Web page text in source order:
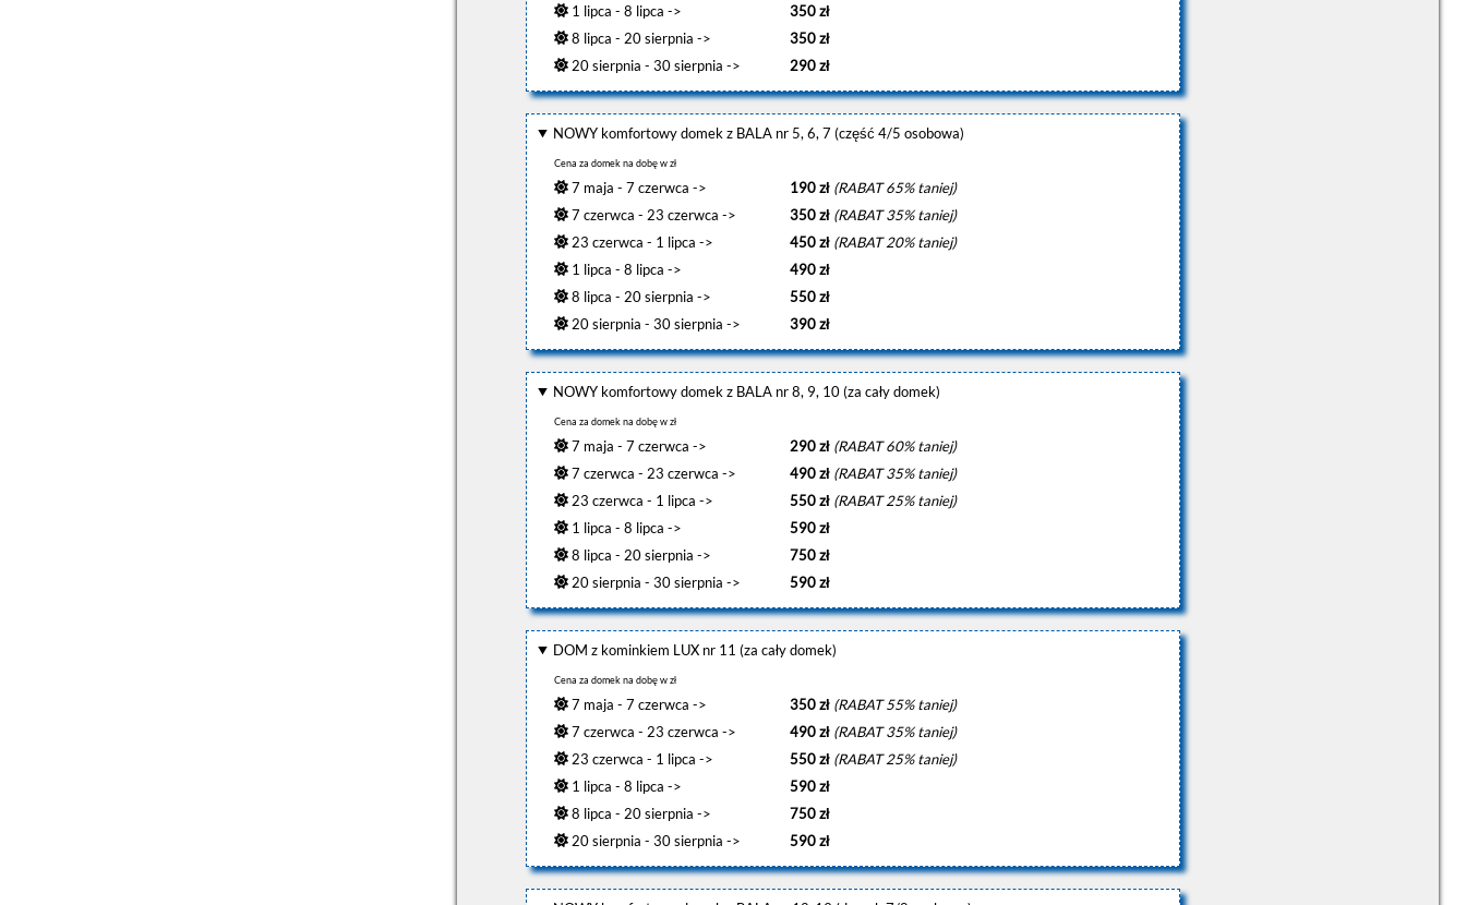
1 lipca - 8 lipca ->
350 zł
8 lipca - 20 sierpnia ->
350 zł
20 sierpnia - 30 sierpnia ->
290 zł
NOWY komfortowy domek z BALA nr 5, 6, 7 (część 4/5 osobowa)
Cena za domek na dobę w zł
7 maja - 7 czerwca -> 190 zł (RABAT 65% taniej)
7 czerwca - 23 czerwca ->
350 zł (RABAT 35% taniej)
23 czerwca - 1 lipca ->
450 zł (RABAT 20% taniej)
1 lipca - 8 lipca ->
490 zł
8 lipca - 20 sierpnia ->
550 zł
20 sierpnia - 30 sierpnia ->
390 zł
NOWY komfortowy domek z BALA nr 8, 9, 10 (za cały domek)
Cena za domek na dobę w zł
7 maja - 7 czerwca -> 290 zł (RABAT 60% taniej)
7 czerwca - 23 czerwca ->
490 zł (RABAT 35% taniej)
23 czerwca - 1 lipca ->
550 zł (RABAT 25% taniej)
1 lipca - 8 lipca ->
590 zł
8 lipca - 20 sierpnia ->
750 zł
20 sierpnia - 30 sierpnia ->
590 zł
DOM z kominkiem LUX nr 11 (za cały domek)
Cena za domek na dobę w zł
7 maja - 7 czerwca -> 350 zł (RABAT 55% taniej)
7 czerwca - 23 czerwca ->
490 zł (RABAT 35% taniej)
23 czerwca - 1 lipca ->
550 zł (RABAT 25% taniej)
1 lipca - 8 lipca ->
590 zł
8 lipca - 20 sierpnia ->
750 zł
20 sierpnia - 30 sierpnia ->
590 zł